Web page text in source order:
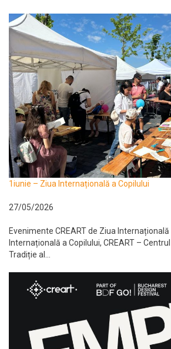
1iunie – Ziua Internațională a Copilului
27/05/2026
Evenimente CREART de Ziua
Internațională a Copilului, CREART –
Tradiție al...